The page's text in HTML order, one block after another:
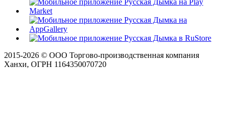
2015-2026 © ООО Торгово-производственная компания
Ханхи, ОГРН 1164350070720